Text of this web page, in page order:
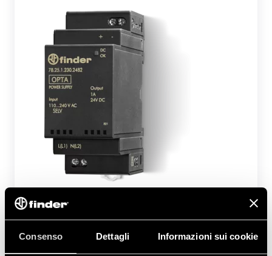
Consenso Dettagli Informazioni sui cookie